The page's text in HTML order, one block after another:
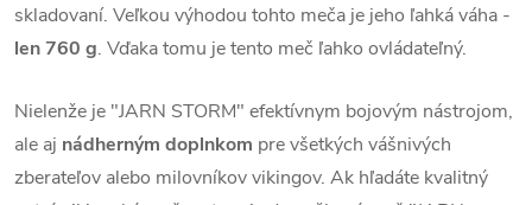
skladovaní. Veľkou výhodou tohto meča je jeho ľahká váha -
len 760 g. Vďaka tomu je tento meč ľahko ovládateľný.
Nielenže je "JARN STORM" efektívnym bojovým nástrojom,
ale aj nádherným doplnkom pre všetkých vášnivých
zberateľov alebo milovníkov vikingov. Ak hľadáte kvalitný